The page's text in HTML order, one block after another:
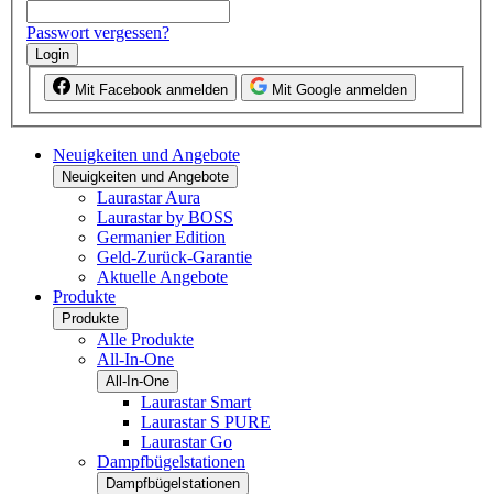
Passwort vergessen?
Login
Mit Facebook anmelden Mit Google anmelden
Neuigkeiten und Angebote
Neuigkeiten und Angebote
Laurastar Aura
Laurastar by BOSS
Germanier Edition
Geld-Zurück-Garantie
Aktuelle Angebote
Produkte
Produkte
Alle Produkte
All-In-One
All-In-One
Laurastar Smart
Laurastar S PURE
Laurastar Go
Dampfbügelstationen
Dampfbügelstationen